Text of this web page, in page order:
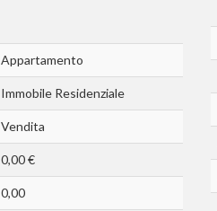
Appartamento
Immobile Residenziale
Vendita
0,00 €
0,00